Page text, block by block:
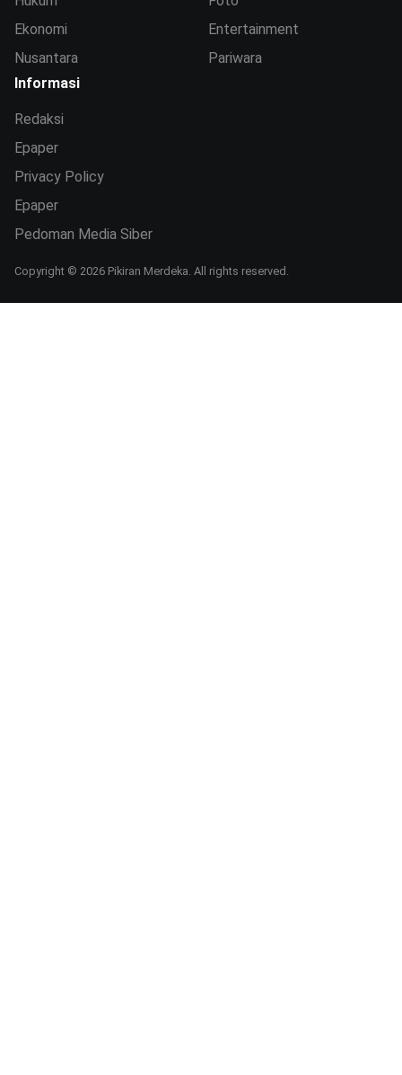
Ekonomi
Nusantara
Entertainment
Pariwara
Informasi
Redaksi
Epaper
Privacy Policy
Epaper
Pedoman Media Siber
Copyright © 2026 Pikiran Merdeka. All rights reserved.